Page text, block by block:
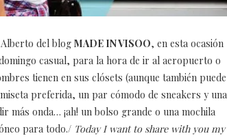
del blog MADE IN VISOO, en esta ocasión
casual, para la hora de ir al aeropuerto o
tienen en sus clósets (aunque también puede
preferida, un par cómodo de sneakers y una
más onda… ¡ah! un bolso grande o una mochila
para todo./ Today I want to share with you my